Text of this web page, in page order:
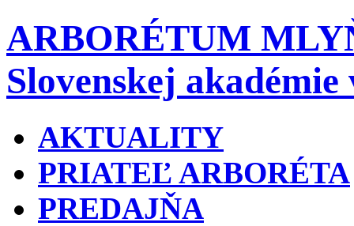
ARBORÉTUM
Slovenskej akadémie
AKTUALITY
PRIATEĽ ARBORÉTA
PREDAJŇA